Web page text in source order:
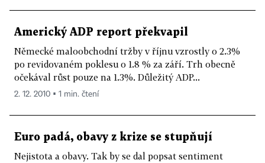
Americký ADP report překvapil
Německé maloobchodní tržby v říjnu vzrostly o 2.3%
po revidovaném poklesu o 1.8 % za září. Trh obecně
očekával růst pouze na 1.3%. Důležitý ADP...
2. 12. 2010 ▪ 1 min. čtení
Euro padá, obavy z krize se stupňují
Nejistota a obavy. Tak by se dal popsat sentiment